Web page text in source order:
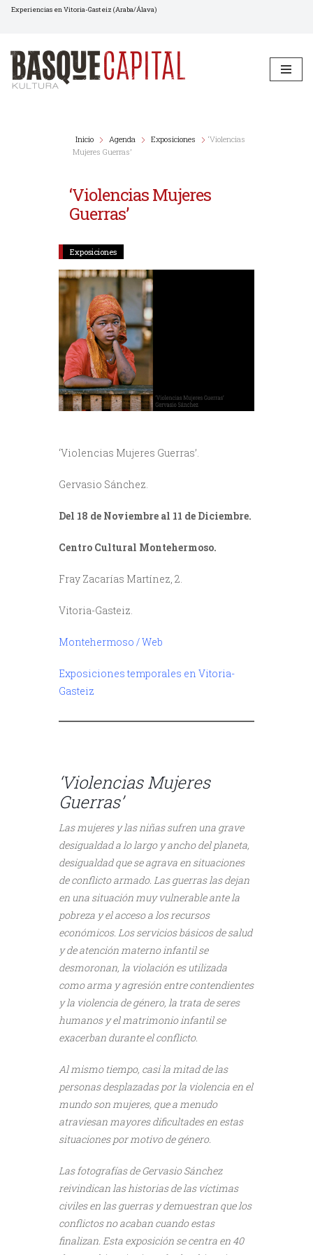
al
contenido
Experiencias en Vitoria-Gasteiz (Araba/Álava)
Inicio Agenda Exposiciones
‘Violencias
Mujeres Guerras’
‘Violencias Mujeres
Guerras’
Exposiciones
‘Violencias Mujeres Guerras’.
Gervasio Sánchez.
Del 18 de Noviembre al 11 de Diciembre.
Centro Cultural Montehermoso.
Fray Zacarías Martínez, 2.
Vitoria-Gasteiz.
Montehermoso / Web
Exposiciones temporales en Vitoria-
Gasteiz
‘Violencias Mujeres
Guerras’
Las mujeres y las niñas sufren una grave
desigualdad a lo largo y ancho del planeta,
desigualdad que se agrava en situaciones
de conflicto armado. Las guerras las dejan
en una situación muy vulnerable ante la
pobreza y el acceso a los recursos
económicos. Los servicios básicos de salud
y de atención materno infantil se
desmoronan, la violación es utilizada
como arma y agresión entre contendientes
y la violencia de género, la trata de seres
humanos y el matrimonio infantil se
exacerban durante el conflicto.
Al mismo tiempo, casi la mitad de las
personas desplazadas por la violencia en el
mundo son mujeres, que a menudo
atraviesan mayores dificultades en estas
situaciones por motivo de género.
Las fotografías de Gervasio Sánchez
reivindican las historias de las víctimas
civiles en las guerras y demuestran que los
conflictos no acaban cuando estas
finalizan. Esta exposición se centra en 40